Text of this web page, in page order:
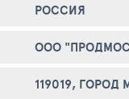
РОССИЯ
ООО
119019,